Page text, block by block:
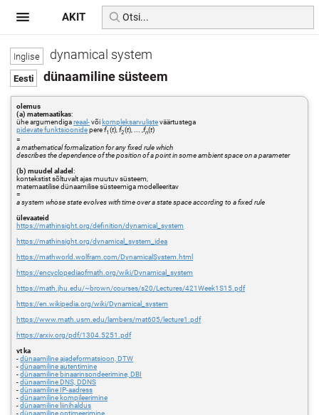
dynamical system
dünaamiline süsteem
olemus
(a) matemaatikas:
ühe argumendigareaal-või kompleksarvulisteväärtustega
pidevate funktsioonideperef1(t),f2(t), ... ,fn(t)
=
a mathematical formalization for any fixed rule which
describes the dependence of the position of a point in some ambient space on a parameter
(b) muudel aladel:
kontekstist sõltuvalt ajas muutuv süsteem,
matemaatilise dünaamilise süsteemiga modelleeritav
=
a system whose state evolves with time over a state space according to a fixed rule
ülevaateid
https://mathinsight.org/definition/dynamical_system
https://mathinsight.org/dynamical_system_idea
https://mathworld.wolfram.com/DynamicalSystem.html
https://encyclopediaofmath.org/wiki/Dynamical_system
https://math.jhu.edu/~brown/courses/s20/Lectures/421Week1S15.pdf
https://en.wikipedia.org/wiki/Dynamical_system
https://www.math.usm.edu/lambers/mat605/lecture1.pdf
https://arxiv.org/pdf/1304.5251.pdf
vt ka
-dünaamiline ajadeformatsioon, DTW
-dünaamiline autentimine
-dünaamiline binaarinsondeerimine, DBI
-dünaamiline DNS, DDNS
-dünaamiline IP-aadress
-dünaamiline kompileerimine
-dünaamiline liinihaldus
-dünaamiline optimeerimine
AKIT